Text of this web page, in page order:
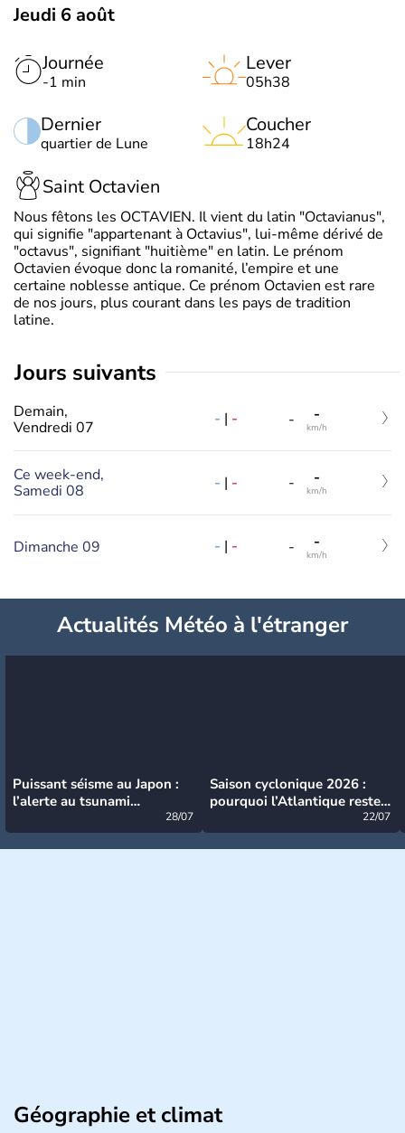
Jeudi 6 août
Journée
-1 min
Dernier
quartier de Lune
Lever
05h38
Coucher
18h24
Saint Octavien
Nous fêtons les OCTAVIEN. Il vient du latin "Octavianus",
qui signifie "appartenant à Octavius", lui-même dérivé de
"octavus", signifiant "huitième" en latin. Le prénom
Octavien évoque donc la romanité, l’empire et une
certaine noblesse antique. Ce prénom Octavien est rare
de nos jours, plus courant dans les pays de tradition
latine.
jours suivants
Demain,
Vendredi 07
- | - - -
km/h
Ce week-end,
Samedi 08
- | - - -
km/h
Dimanche 09 - | - - -
km/h
Actualités Météo à l'étranger
Puissant séisme au Japon :
l’alerte au tsunami
28/07
Saison cyclonique 2026 :
pourquoi l’Atlantique reste
22/07
Géographie et climat